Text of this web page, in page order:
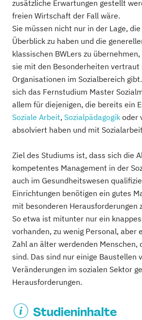
zusätzliche Erwartungen gestellt
freien Wirtschaft der Fall wäre.
Sie müssen nicht nur in der Lage,
Überblick zu haben und die
klassischen BWLers zu
sie mit den Besonderheiten vertraut
Organisationen im Sozialbereich
sich das Fernstudium Master
allem für diejenigen, die bereits ein
Soziale Arbeit, Sozialpädagogik oder
absolviert haben und mit
Ziel des Studiums ist, dass sich die
kompetentes Management in der
auch im Gesundheitswesen
Einrichtungen benötigen ein gutes
mit besonderen Herausforderungen
So etwa ist mitunter nur ein
vorhanden, zu wenig Personal, aber
Zahl an älter werdenden Menschen,
sind. Das sind nur einige Baustellen
Veränderungen im sozialen Sektor
Herausforderungen.
Studieninhalte